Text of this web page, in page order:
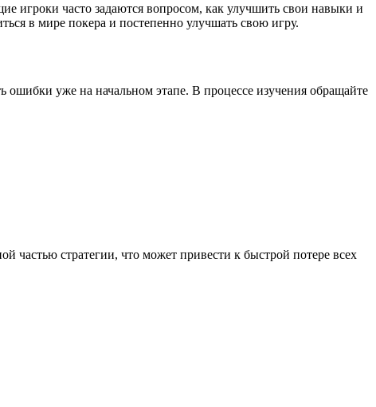
игроки часто задаются вопросом, как улучшить свои навыки и
в мире покера и постепенно улучшать свою игру.
уже на начальном этапе. В процессе изучения обращайте
частью стратегии, что может привести к быстрой потере всех